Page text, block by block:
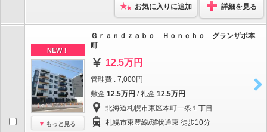
お気に入りに追加 詳細を見る
NEW！
もっと見る
Ｇｒａｎｄｚａｂｏ Ｈｏｎｃｈｏ グランザボ本
町
12.5万円
管理費 : 7,000円
敷金 12.5万円 / 礼金 12.5万円
北海道札幌市東区本町一条１丁目
札幌市東豊線/環状通東 徒歩10分